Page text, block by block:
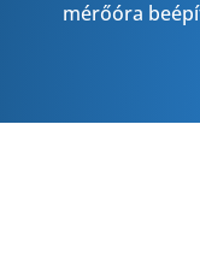
mérőóra